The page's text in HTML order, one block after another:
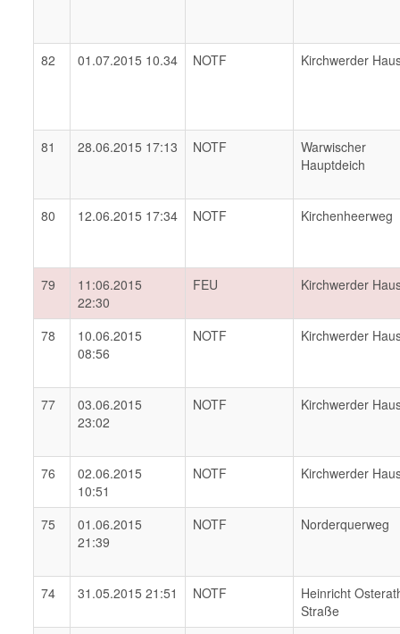
82 01.07.2015 10.34 NOTF Kirchwerder
81 28.06.2015 17:13 NOTF
Warwischer
Hauptdeich
80 12.06.2015 17:34 NOTF Kirchenheerweg
79
11:06.2015
22:30
FEU Kirchwerder
78
10.06.2015
08:56
NOTF Kirchwerder
77
03.06.2015
23:02
NOTF Kirchwerder
76
02.06.2015
10:51
NOTF Kirchwerder
75
01.06.2015
21:39
NOTF Norderquerweg
74 31.05.2015 21:51 NOTF
Heinricht
Straße